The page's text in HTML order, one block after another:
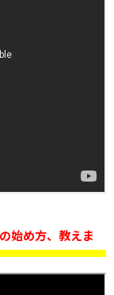
始め方、教えま